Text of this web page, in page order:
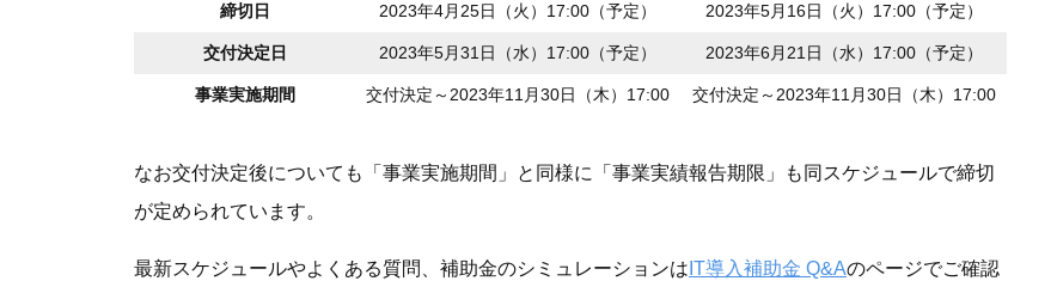
締切日 2023年4月25日（火）17:00（予定） 2023年5月16日（火）17:00（予定）
交付決定日 2023年5月31日（水）17:00（予定） 2023年6月21日（水）17:00（予定）
事業実施期間 交付決定～2023年11月30日（木）17:00 交付決定～2023年11月30日（木）17:00
なお交付決定後についても「事業実施期間」と同様に「事業実績報告期限」も同スケジュールで締切
が定められています。
最新スケジュールやよくある質問、補助金のシミュレーションは IT導入補助金 Q&Aのページでご確認